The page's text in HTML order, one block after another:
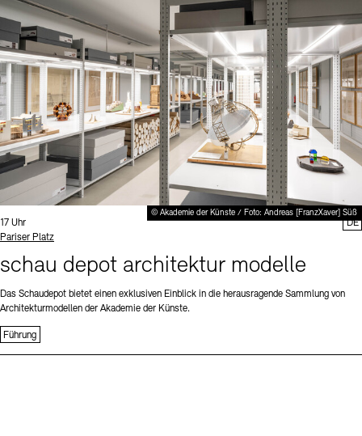
© Akademie der Künste / Foto: Andreas [FranzXaver] Süß
Uhrzeit:
17 Uhr
Standort
Pariser Platz
schau depot architektur modelle
Das Schaudepot bietet einen exklusiven Einblick in die herausragende Sammlung von
Architekturmodellen der Akademie der Künste.
Führung
DE